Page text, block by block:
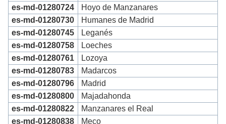
es-md-01280724
Hoyo de Manzanares
es-md-01280730
Humanes de Madrid
es-md-01280745
Leganés
es-md-01280758
Loeches
es-md-01280761
Lozoya
es-md-01280783
Madarcos
es-md-01280796
Madrid
es-md-01280800
Majadahonda
es-md-01280822
Manzanares el Real
es-md-01280838
Meco